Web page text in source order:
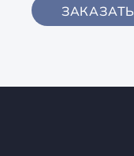
ЗАКАЗАТЬ